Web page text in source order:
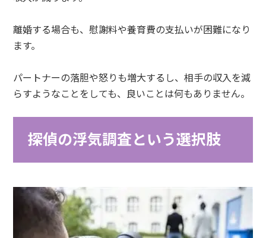
離婚する場合も、慰謝料や養育費の支払いが困難になり
ます。
パートナーの落胆や怒りも増大するし、相手の収入を減
らすようなことをしても、良いことは何もありません。
探偵の浮気調査という選択肢